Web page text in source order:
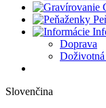
Doprava
Doživotná
Slovenčina